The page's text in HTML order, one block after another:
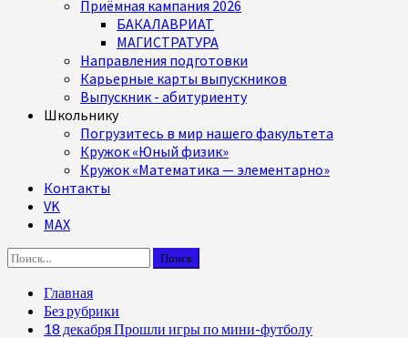
Приёмная кампания 2026
БАКАЛАВРИАТ
МАГИСТРАТУРА
Направления подготовки
Карьерные карты выпускников
Выпускник - абитуриенту
Школьнику
Погрузитесь в мир нашего факультета
Кружок «Юный физик»
Кружок «Математика — элементарно»
Контакты
VK
MAX
Найти:
Главная
Без рубрики
18 декабря Прошли игры по мини-футболу